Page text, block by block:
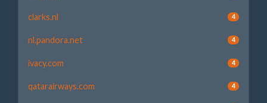
clarks.nl 4
nl.pandora.net 4
ivacy.com 4
qatarairways.com 4